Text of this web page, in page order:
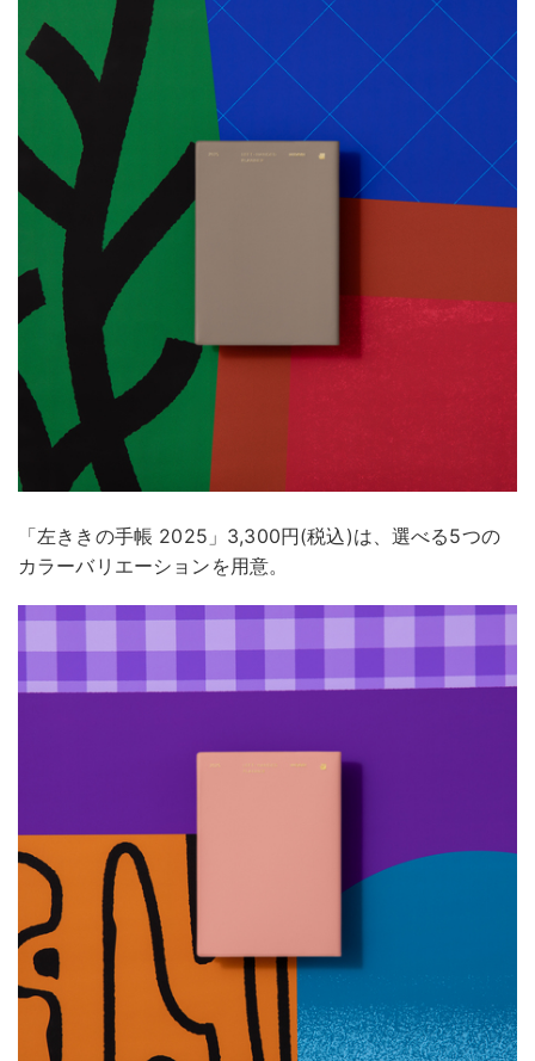
「左ききの手帳 2025」3,300円(税込)は、選べる5つの
カラーバリエーションを用意。